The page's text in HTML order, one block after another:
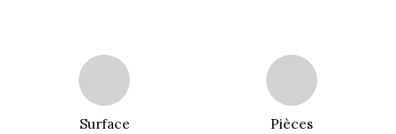
Surface
Pièces